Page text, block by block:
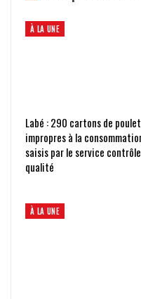
À LA UNE
Labé : 290 cartons de
impropres à la
saisis par le service contrôle
qualité
À LA UNE